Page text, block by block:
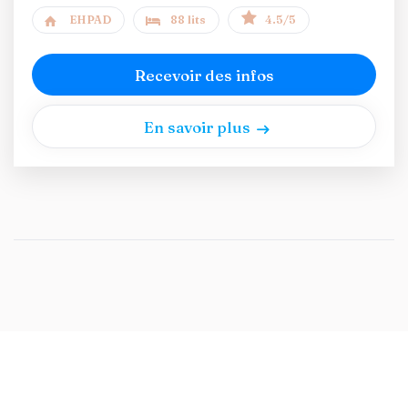
EHPAD 88 lits 4.5/5
Recevoir des infos
En savoir plus